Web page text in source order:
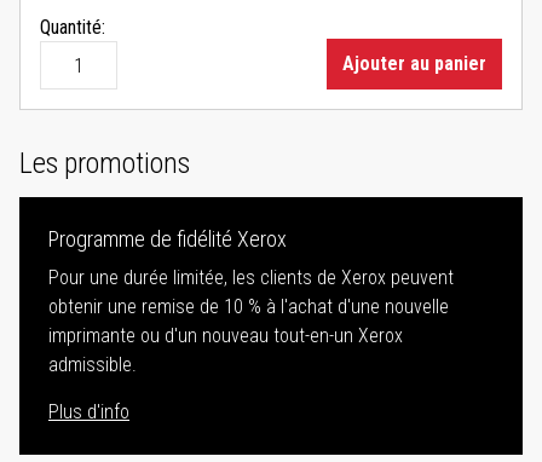
Quantité:
Ajouter au panier
Les promotions
Programme de fidélité Xerox
Pour une durée limitée, les clients de Xerox peuvent
obtenir une remise de 10 % à l'achat d'une nouvelle
imprimante ou d'un nouveau tout-en-un Xerox
admissible.
Plus d'info